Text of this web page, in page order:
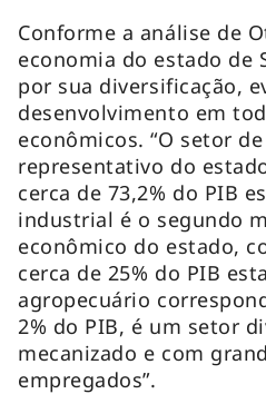
Conforme a análise de
economia do estado de
por sua diversificação,
desenvolvimento em
econômicos. “O setor
representativo do
cerca de 73,2% do PIB
industrial é o segundo
econômico do estado,
cerca de 25% do PIB
agropecuário
2% do PIB, é um setor
mecanizado e com
empregados”.